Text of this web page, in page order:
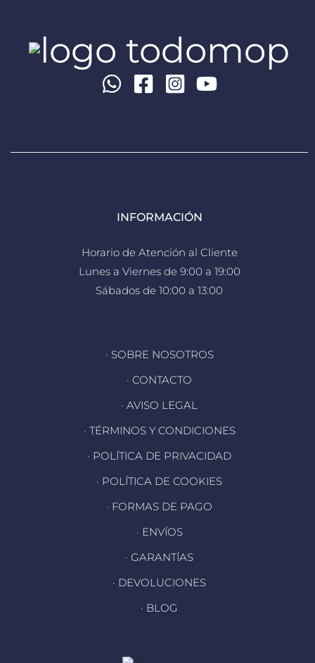
INFORMACIÓN
Horario de Atención al Cliente
Lunes a Viernes de 9:00 a 19:00
Sábados de 10:00 a 13:00
· SOBRE NOSOTROS
· CONTACTO
· AVISO LEGAL
· TÉRMINOS Y CONDICIONES
· POLÍTICA DE PRIVACIDAD
· POLÍTICA DE COOKIES
· FORMAS DE PAGO
· ENVÍOS
· GARANTÍAS
· DEVOLUCIONES
· BLOG